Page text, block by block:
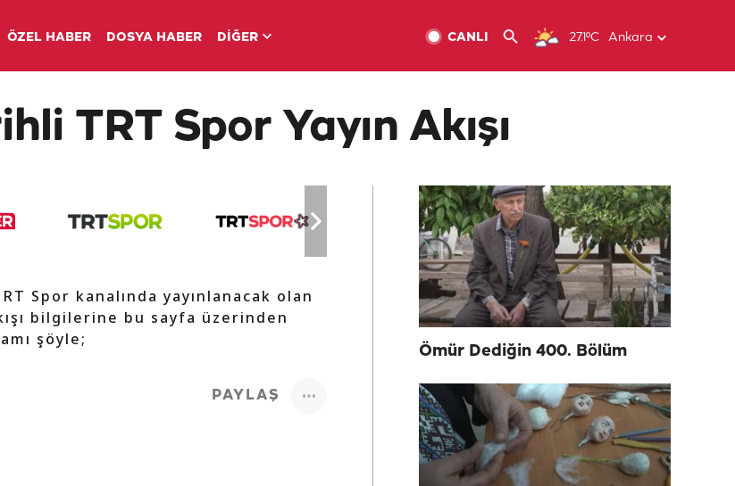
ÖZEL HABER DOSYA HABER DİĞER 27.1ºC Ankara
CANLI
TRT Spor Yayın Akışı
Spor kanalında yayınlanacak olan
bilgilerine bu sayfa üzerinden
şöyle;
PAYLAŞ
Ömür Dediğin 400. Bölüm